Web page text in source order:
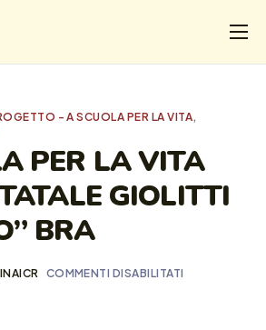
- A SCUOLA PER LA VITA,
PER LA VITA
GIOLITTI
BRA
COMMENTI DISABILITATI